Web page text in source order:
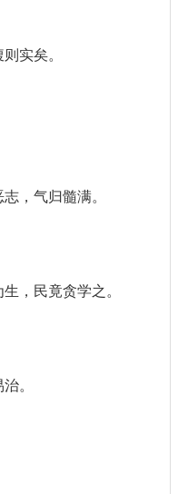
实矣。
，气归髓满。
，民竟贪学之。
。